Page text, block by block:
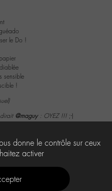
le Do !
sensible
!
@maguy: OYEZ !!!;-)
donne le contrôle sur ceux
activer